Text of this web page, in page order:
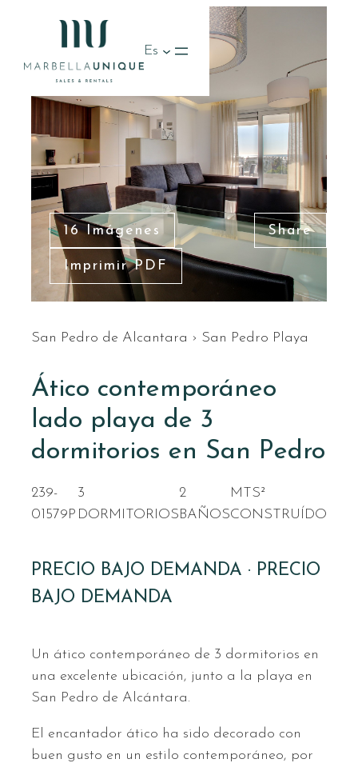
Es
16 Imágenes Share
Imprimir PDF
San Pedro de Alcantara › San Pedro Playa
Ático contemporáneo
lado playa de 3
dormitorios en San Pedro
239-
01579P
3
DORMITORIOS
2
BAÑOS
MTS²
CONSTRUÍDO
PRECIO BAJO DEMANDA · PRECIO
BAJO DEMANDA
Un ático contemporáneo de 3 dormitorios en
una excelente ubicación, junto a la playa en
San Pedro de Alcántara.
El encantador ático ha sido decorado con
buen gusto en un estilo contemporáneo, por